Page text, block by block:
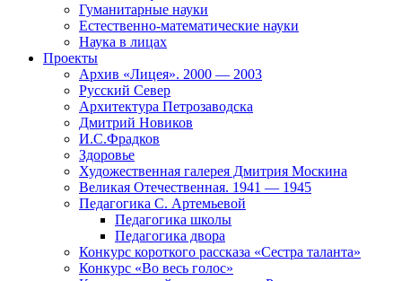
Гуманитарные науки
Естественно-математические науки
Наука в лицах
Проекты
Архив «Лицея». 2000 — 2003
Русский Север
Архитектура Петрозаводска
Дмитрий Новиков
И.С.Фрадков
Здоровье
Художественная галерея Дмитрия Москина
Великая Отечественная. 1941 — 1945
Педагогика С. Артемьевой
Педагогика школы
Педагогика двора
Конкурс короткого рассказа «Сестра таланта»
Конкурс «Во весь голос»